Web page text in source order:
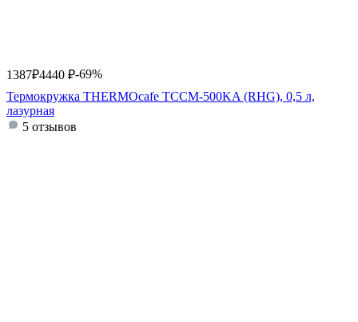
1387₽4440 ₽-69%
Термокружка THERMOcafe TCCM-500KA (RHG), 0,5 л,
лазурная
5 отзывов